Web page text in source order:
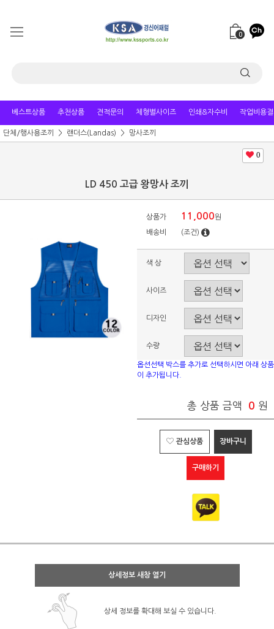
0
베스트상품 추천상품 견적문의 체형별사이즈 인쇄&자수비 작업비용
단체/행사용조끼 랜더스(Landas) 망사조끼
0
LD 450 고급 왕망사 조끼
상품가 11,000원
배송비 (조건)
색 상
사이즈
디자인
수량
옵션선택 박스를 추가로 선택하시면 아래 상품
이 추가됩니다.
총 상품 금액 0 원
관심상품 장바구니
구매하기
상세정보 새창 열기
상세 정보를 확대해 보실 수 있습니다.